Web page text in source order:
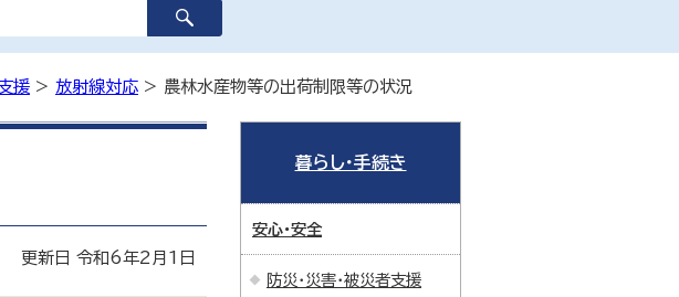
援 > 放射線対応 > 農林水産物等の出荷制限等の状況
更新日 令和6年2月1日
暮らし・手続き
安心・安全
防災・災害・被災者支援